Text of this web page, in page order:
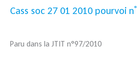
Cass soc 27 01 2010 pourvoi n°
Paru dans la JTIT n°97/2010